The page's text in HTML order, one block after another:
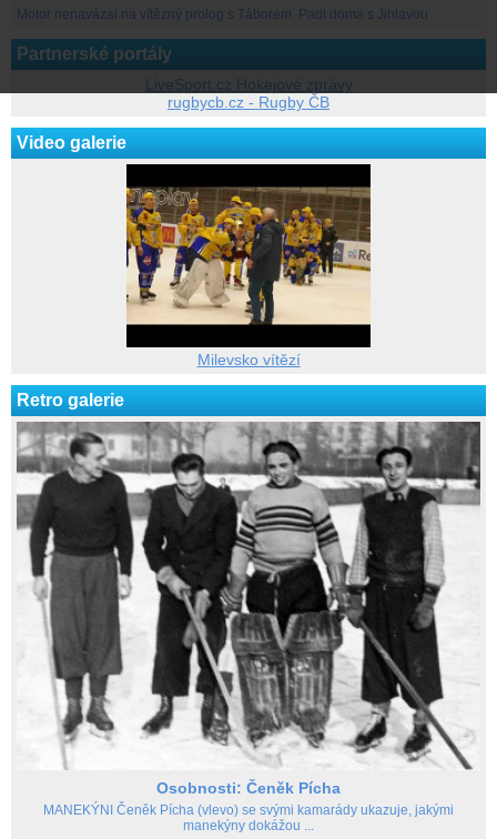
Motor nenavázal na vítězný prolog s Táborem. Padl doma s Jihlavou
Partnerské portály
LiveSport.cz Hokejové zprávy
rugbycb.cz - Rugby ČB
Video galerie
Milevsko vítězí
Retro galerie
Osobnosti: Čeněk Pícha
MANEKÝNI Čeněk Pícha (vlevo) se svými kamarády ukazuje, jakými
manekýny dokážou ...